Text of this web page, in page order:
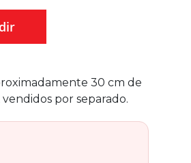
30 cm de
por separado.